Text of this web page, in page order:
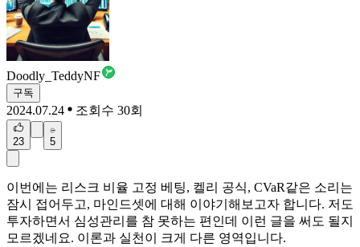
Doodly_TeddyNF
구독
2024.07.24 조회수 30회
23 5
이번에는 리스크 비율 고정 베팅, 켈리 공식, CVaR같은 소리는
잠시 접어두고, 마인드셋에 대해 이야기해보고자 합니다. 저도
투자하면서 심성관리를 참 못하는 편인데 이런 글을 써도 될지
모르겠네요. 이론과 실천이 크게 다른 영역입니다.